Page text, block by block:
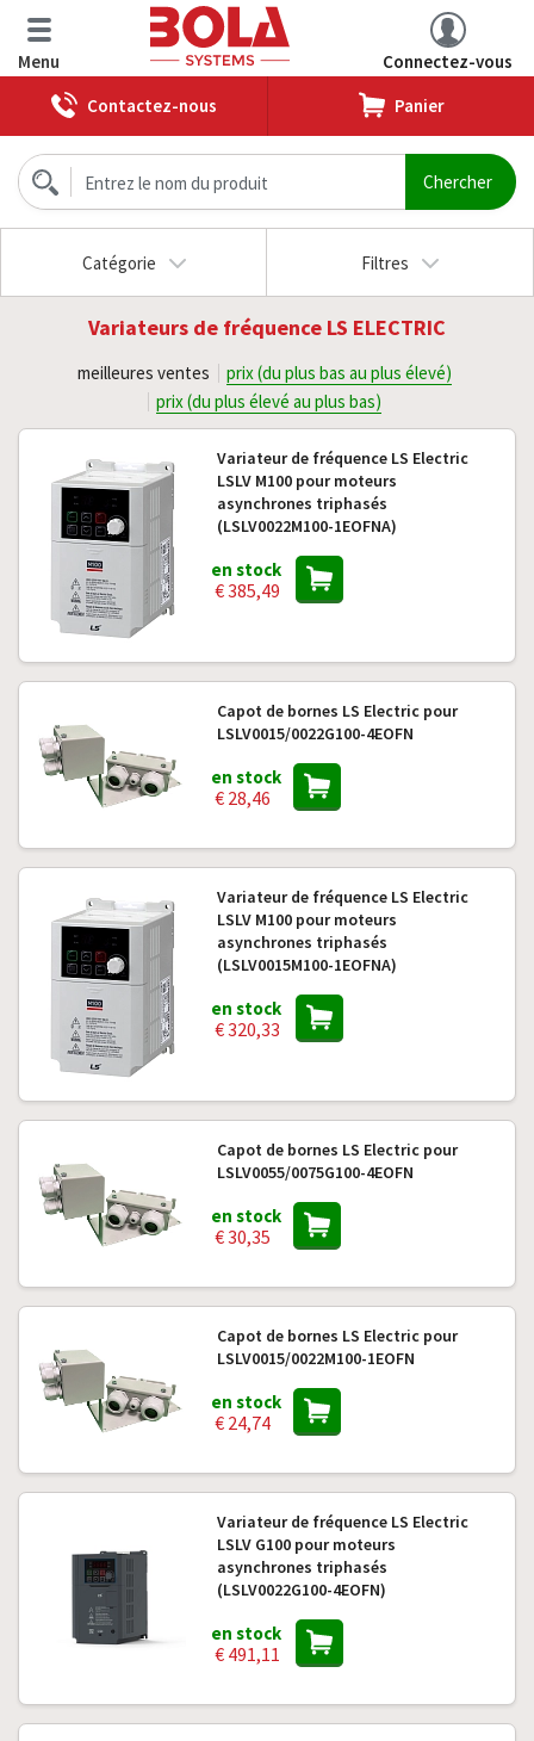
Menu
Connectez-vous
Contactez-nous
Panier
Catégorie Filtres
Variateurs de fréquence LS ELECTRIC
meilleures ventes
prix (du plus bas au plus élevé)
prix (du plus élevé au plus bas)
Variateur de fréquence LS Electric
LSLV M100 pour moteurs
asynchrones triphasés
(LSLV0022M100-1EOFNA)
en stock
€ 385,49
Capot de bornes LS Electric pour
LSLV0015/0022G100-4EOFN
en stock
€ 28,46
Variateur de fréquence LS Electric
LSLV M100 pour moteurs
asynchrones triphasés
(LSLV0015M100-1EOFNA)
en stock
€ 320,33
Capot de bornes LS Electric pour
LSLV0055/0075G100-4EOFN
en stock
€ 30,35
Capot de bornes LS Electric pour
LSLV0015/0022M100-1EOFN
en stock
€ 24,74
Variateur de fréquence LS Electric
LSLV G100 pour moteurs
asynchrones triphasés
(LSLV0022G100-4EOFN)
en stock
€ 491,11